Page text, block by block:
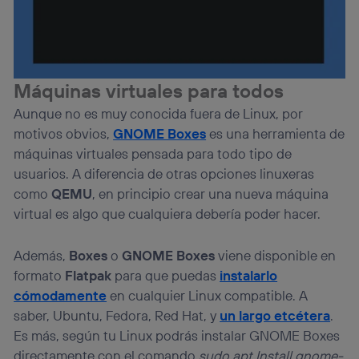
Máquinas virtuales para todos
Aunque no es muy conocida fuera de Linux, por
motivos obvios,GNOME Boxeses una herramienta de
máquinas virtuales pensada para todo tipo de
usuarios. A diferencia de otras opciones linuxeras
como QEMU, en principio crear una nueva máquina
virtual es algo que cualquiera debería poder hacer.
Además, Boxeso GNOME Boxesviene disponible en
formato Flatpak para que puedas instalarlo
cómodamenteen cualquier Linux compatible. A
saber, Ubuntu, Fedora, Red Hat, y un largo etcétera.
Es más, según tu Linux podrás instalar GNOME Boxes
directamente con el comando sudo apt Install gnome-